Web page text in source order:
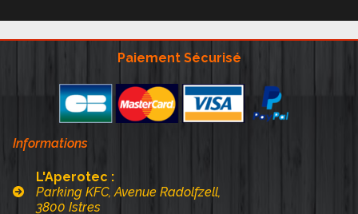
Paiement Sécurisé
Informations
L'Aperotec :
Parking KFC, Avenue Radolfzell,
3800 Istres